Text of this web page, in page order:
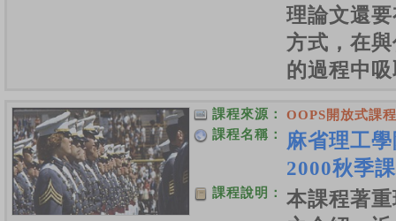
理論文還
方式，在
的過程中
課程來源：
OOPS開放式課
課程名稱：
麻省理工
2000秋季
課程說明：
本課程著